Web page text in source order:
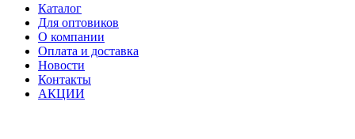
Каталог
Для оптовиков
О компании
Оплата и доставка
Новости
Контакты
АКЦИИ